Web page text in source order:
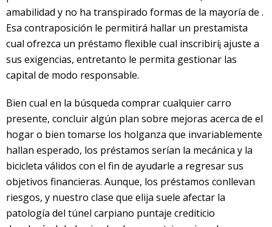
amabilidad y no ha transpirado formas de la mayorí­a de .
Esa contraposición le permitirá hallar un prestamista
cual ofrezca un préstamo flexible cual inscribirí¡ ajuste a
sus exigencias, entretanto le permita gestionar las
capital de modo responsable.
Bien cual en la búsqueda comprar cualquier carro
presente, concluir algún plan sobre mejoras acerca de el
hogar o bien tomarse los holganza que invariablemente
hallan esperado, los préstamos serían la mecánica y la
bicicleta válidos con el fin de ayudarle a regresar sus
objetivos financieras. Aunque, los préstamos conllevan
riesgos, y nuestro clase que elija suele afectar la
patologí­a del túnel carpiano puntaje crediticio